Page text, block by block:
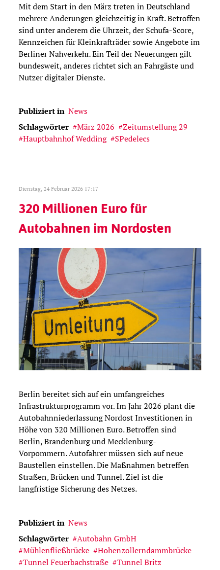
Mit dem Start in den März treten in Deutschland
mehrere Änderungen gleichzeitig in Kraft. Betroffen
sind unter anderem die Uhrzeit, der Schufa-Score,
Kennzeichen für Kleinkrafträder sowie Angebote im
Berliner Nahverkehr. Ein Teil der Neuerungen gilt
bundesweit, anderes richtet sich an Fahrgäste und
Nutzer digitaler Dienste.
Publiziert in News
Schlagwörter
März 2026
Zeitumstellung 29
Hauptbahnhof Wedding
SPedelecs
Dienstag, 24 Februar 2026 17:17
320 Millionen Euro für
Autobahnen im Nordosten
Berlin bereitet sich auf ein umfangreiches
Infrastrukturprogramm vor. Im Jahr 2026 plant die
Autobahnniederlassung Nordost Investitionen in
Höhe von 320 Millionen Euro. Betroffen sind
Berlin, Brandenburg und Mecklenburg-
Vorpommern. Autofahrer müssen sich auf neue
Baustellen einstellen. Die Maßnahmen betreffen
Straßen, Brücken und Tunnel. Ziel ist die
langfristige Sicherung des Netzes.
Publiziert in News
Schlagwörter
Autobahn GmbH
Mühlenfließbrücke
Hohenzollerndammbrücke
Tunnel Feuerbachstraße
Tunnel Britz